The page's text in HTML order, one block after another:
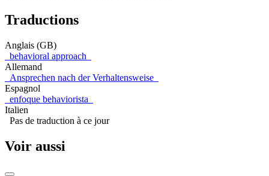
Traductions
Anglais (GB)
behavioral approach
Allemand
Ansprechen nach der Verhaltensweise
Espagnol
enfoque behaviorista
Italien
Pas de traduction à ce jour
Voir aussi